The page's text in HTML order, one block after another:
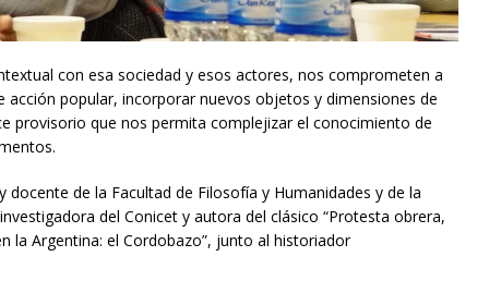
con esa sociedad y esos actores, nos comprometen a
acción popular, incorporar nuevos objetos y dimensiones de
provisorio que nos permita complejizar el conocimiento de
de la Facultad de Filosofía y Humanidades y de la
del Conicet y autora del clásico “Protesta obrera,
la Argentina: el Cordobazo”, junto al historiador